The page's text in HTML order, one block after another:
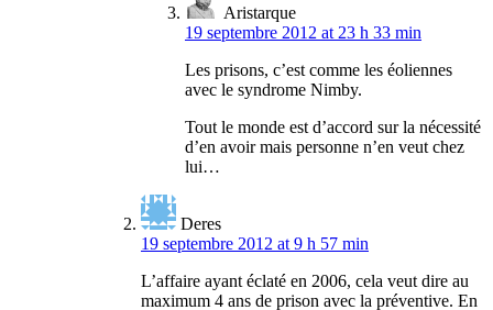
Aristarque
19 septembre 2012 at 23 h 33 min
Les prisons, c’est comme les éoliennes
avec le syndrome Nimby.
Tout le monde est d’accord sur la nécessité
d’en avoir mais personne n’en veut chez
lui…
Deres
19 septembre 2012 at 9 h 57 min
L’affaire ayant éclaté en 2006, cela veut dire au
maximum 4 ans de prison avec la préventive. En